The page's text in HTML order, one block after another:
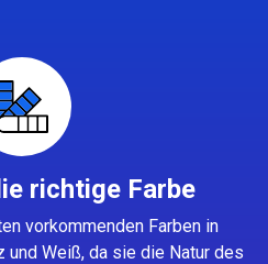
richtige Farbe
vorkommenden Farben in
Weiß, da sie die Natur des